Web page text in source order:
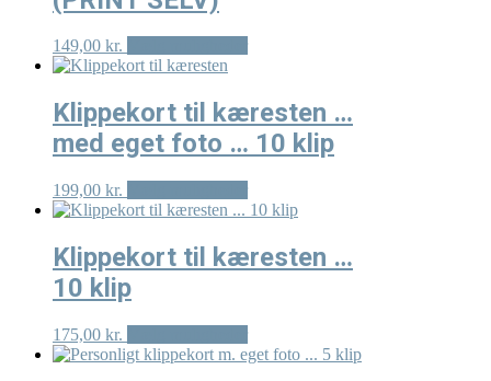
varesiden
149,00 kr.
Dette
flere
varianter.
Mulighederne
kan
vælges
på
varesiden
Klippekort til kæresten …
med eget foto … 10 klip
199,00 kr.
Dette
vare
flere
varianter.
vælges
på
varesiden
Klippekort til kæresten …
10 klip
175,00 kr.
Dette
vare